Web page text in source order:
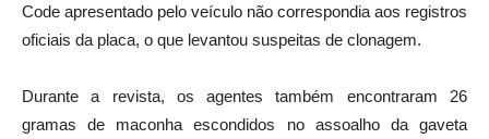
Code apresentado pelo veículo não correspondia aos registros
oficiais da placa, o que levantou suspeitas de clonagem.
Durante a revista, os agentes também encontraram 26
gramas de maconha escondidos no assoalho da gaveta